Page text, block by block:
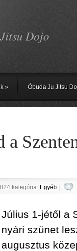
Dojo
» Óbuda Ju Jitsu
a
kategória: Egyéb|
Július 1-jétől a
nyári szünet
augusztus